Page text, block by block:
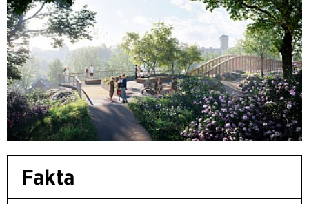
Fakta